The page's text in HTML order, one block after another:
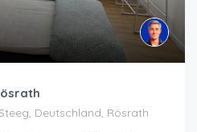
Deutschland, Rösrath